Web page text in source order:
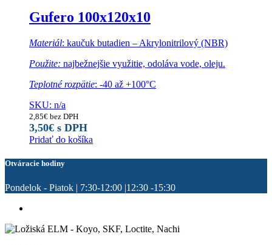
Gufero 100x120x10
Materiál: kaučuk butadien – Akrylonitrilový (NBR)
Použite: najbežnejšie využitie, odoláva vode, oleju.
Teplotné rozpätie: -40 až +100°C
SKU: n/a
2,85€ bez DPH
3,50€ s DPH
Pridať do košíka
Otváracie hodiny
Pondelok - Piatok | 7:30-12:00 |12:30 -15:30